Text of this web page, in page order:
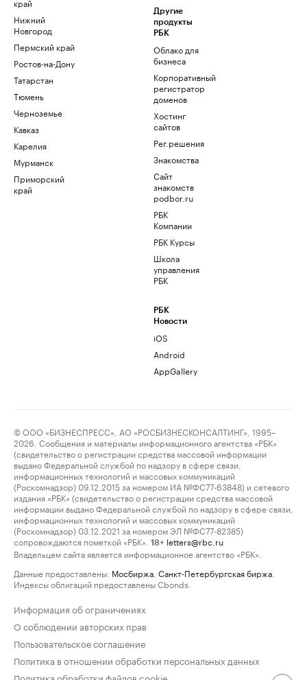
Нижний
Новгород
Пермский край
Ростов-на-Дону
Татарстан
Тюмень
Черноземье
Кавказ
Карелия
Мурманск
Приморский
край
Другие
продукты
РБК
Облако для
бизнеса
Корпоративный
регистратор
доменов
Хостинг
сайтов
Рег.решения
Знакомства
Сайт
знакомств
podbor.ru
РБК
Компании
РБК Курсы
Школа
управления
РБК
РБК
Новости
iOS
Android
AppGallery
© ООО «БИЗНЕСПРЕСС», АО «РОСБИЗНЕСКОНСАЛТИНГ», 1995–
2026. Сообщения и материалы информационного агентства «РБК»
(свидетельство о регистрации средства массовой информации
выдано Федеральной службой по надзору в сфере связи,
информационных технологий и массовых коммуникаций
(Роскомнадзор) 09.12.2015 за номером ИА №ФС77-63848) и сетевого
издания «РБК» (свидетельство о регистрации средства массовой
информации выдано Федеральной службой по надзору в сфере связи,
информационных технологий и массовых коммуникаций
(Роскомнадзор) 03.12.2021 за номером ЭЛ №ФС77-82385)
сопровождаются пометкой «РБК».
18+ letters@rbc.ru
Владельцем сайта является информационное агентство «РБК».
Данные предоставлены: Мосбиржа Санкт-Петербургская биржа
Индексы облигаций предоставлены Cbonds.
Информация об ограничениях
О соблюдении авторских прав
Пользовательское соглашение
Политика в отношении обработки персональных данных
Политика обработки файлов cookie